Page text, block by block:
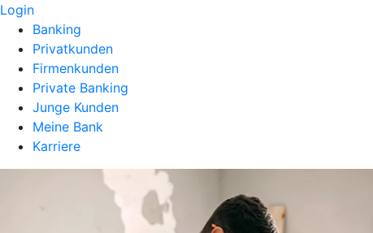
Login
Banking
Privatkunden
Firmenkunden
Private Banking
Junge Kunden
Meine Bank
Karriere